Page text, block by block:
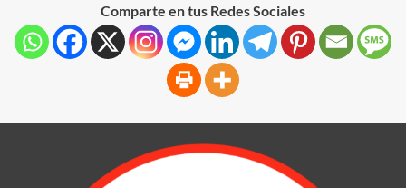
Comparte en tus Redes Sociales